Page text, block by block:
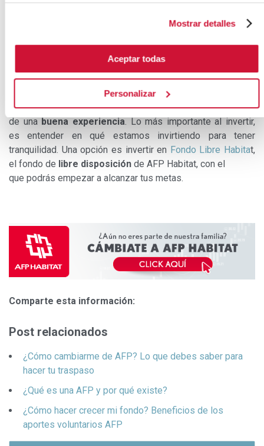
Mostrar detalles
Aceptar todas
Personalizar
generar más ingresos. Y también puedes invertir en
productos financieros que rindan por encima del 8.5%,
según tu perfil de riesgo, tu capital y horizonte de inversión.
Evalúa la opción más conveniente para ti para que disfrutes
de unabuena experiencia. Lo más importante al invertir,
es entender en qué estamos invirtiendo para tener
tranquilidad. Una opción es invertir en Fondo Libre Habitat,
el fondo de libre disposición de AFP Habitat, con el
que podrás empezar a alcanzar tus metas.
Comparte esta información:
Post relacionados
¿Cómo cambiarme de AFP? Lo que debes saber para
hacer tu traspaso
¿Qué es una AFP y por qué existe?
¿Cómo hacer crecer mi fondo? Beneficios de los
aportes voluntarios AFP